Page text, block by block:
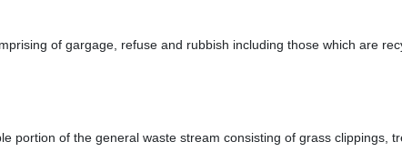
of gargage, refuse and rubbish including those which are
portion of the general waste stream consisting of grass clippings,